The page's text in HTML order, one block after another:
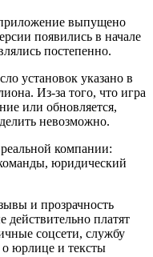
выпущено
появились в начале
постепенно.
установок указано в
Из-за того, что игра
или обновляется,
невозможно.
реальной компании:
юридический
и прозрачность
платят
соцсети, службу
юрлице и тексты